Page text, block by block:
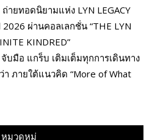
ายทอดนิยามแห่ง LYN LEGACY
ผ่านคอลเลกชั่น “THE LYN
KINDRED”
บมือ แกร็บ เติมเต็มทุกการเดินทาง
ภายใต้แนวคิด “More of What
หมวดหมู่